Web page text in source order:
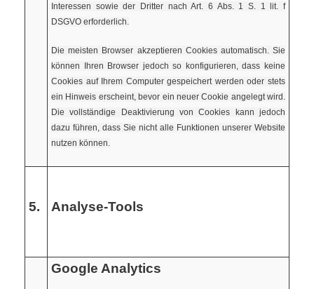
Interessen sowie der Dritter nach Art. 6 Abs. 1 S. 1 lit. f
DSGVO erforderlich.
Die meisten Browser akzeptieren Cookies automatisch. Sie
können Ihren Browser jedoch so konfigurieren, dass keine
Cookies auf Ihrem Computer gespeichert werden oder stets
ein Hinweis erscheint, bevor ein neuer Cookie angelegt wird.
Die vollständige Deaktivierung von Cookies kann jedoch
dazu führen, dass Sie nicht alle Funktionen unserer Website
nutzen können.
5. Analyse-Tools
Google Analytics